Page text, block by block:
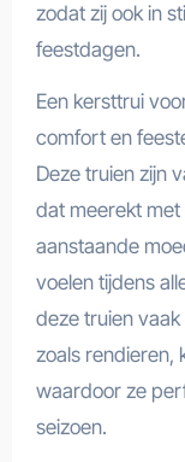
zodat zij ook in
feestdagen.
Een kersttrui
comfort en
Deze truien zijn
dat meerekt
aanstaande
voelen tijdens
deze truien
zoals rendieren,
waardoor ze
seizoen.